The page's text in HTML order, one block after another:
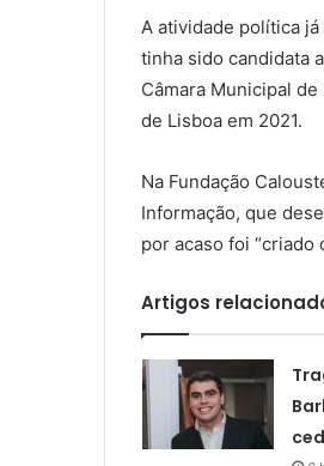
A atividade política
tinha sido candidata
Câmara Municipal
de Lisboa em 2021.
Na Fundação
Informação, que
por acaso foi “criado
Artigos